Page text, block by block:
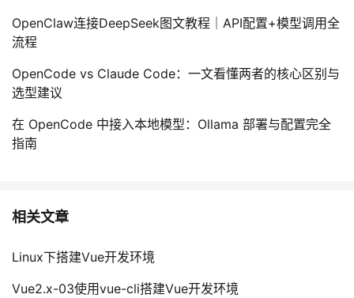
OpenClaw连接DeepSeek图文教程｜API配置+模型调用全
流程
OpenCode vs Claude Code：一文看懂两者的核心区别与
选型建议
在 OpenCode 中接入本地模型：Ollama 部署与配置完全
指南
相关文章
Linux下搭建Vue开发环境
Vue2.x-03使用vue-cli搭建Vue开发环境